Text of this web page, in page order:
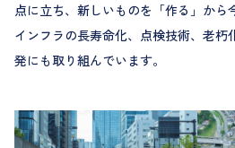
点に立ち、新しいものを「作る」から
インフラの長寿命化、点検技術、老朽
発にも取り組んでいます。